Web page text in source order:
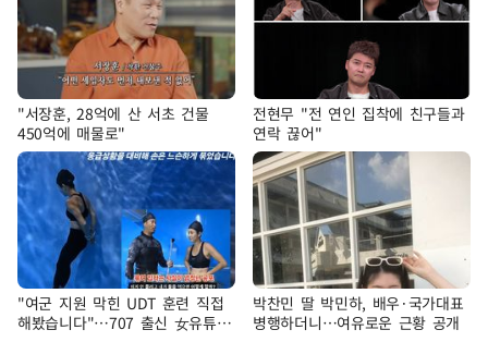
"서장훈, 28억에 산 서초 건물
450억에 매물로"
전현무 "전 연인 집착에 친구들과
연락 끊어"
"여군 지원 막힌 UDT 훈련 직접
해봤습니다"…707 출신 女유튜버
박찬민 딸 박민하, 배우·국가대표
병행하더니…여유로운 근황 공개